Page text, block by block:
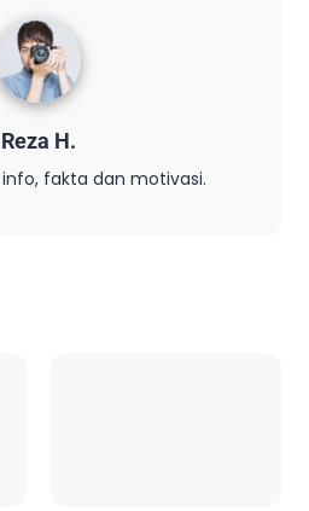
Reza H.
fakta dan motivasi.